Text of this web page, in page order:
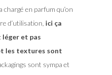
en parfum qu’on
d’utilisation, ici ça
léger et pas
les textures sont
sont sympa et